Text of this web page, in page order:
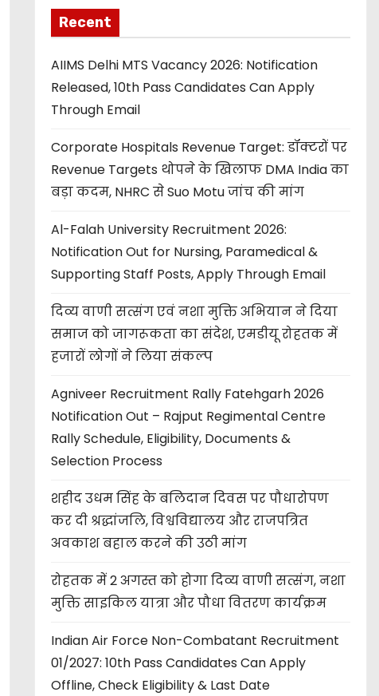
Recent
AIIMS Delhi MTS Vacancy 2026: Notification
Released, 10th Pass Candidates Can Apply
Through Email
Corporate Hospitals Revenue Target: डॉक्टरों पर
Revenue Targets थोपने के खिलाफ DMA India का
बड़ा कदम, NHRC से Suo Motu जांच की मांग
Al-Falah University Recruitment 2026:
Notification Out for Nursing, Paramedical &
Supporting Staff Posts, Apply Through Email
दिव्य वाणी सत्संग एवं नशा मुक्ति अभियान ने दिया
समाज को जागरूकता का संदेश, एमडीयू रोहतक में
हजारों लोगों ने लिया संकल्प
Agniveer Recruitment Rally Fatehgarh 2026
Notification Out – Rajput Regimental Centre
Rally Schedule, Eligibility, Documents &
Selection Process
शहीद उधम सिंह के बलिदान दिवस पर पौधारोपण
कर दी श्रद्धांजलि, विश्वविद्यालय और राजपत्रित
अवकाश बहाल करने की उठी मांग
रोहतक में 2 अगस्त को होगा दिव्य वाणी सत्संग, नशा
मुक्ति साइकिल यात्रा और पौधा वितरण कार्यक्रम
Indian Air Force Non-Combatant Recruitment
01/2027: 10th Pass Candidates Can Apply
Offline, Check Eligibility & Last Date